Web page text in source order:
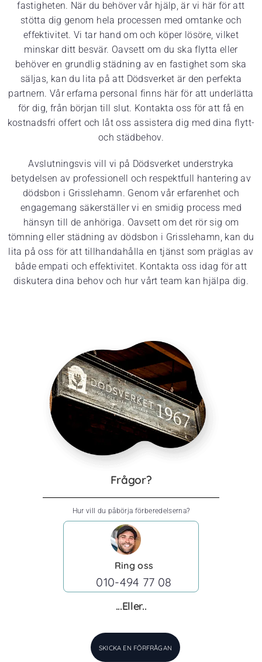
fastigheten. När du behöver vår hjälp, är vi här för att
stötta dig genom hela processen med omtanke och
effektivitet. Vi tar hand om och köper lösöre, vilket
minskar ditt besvär. Oavsett om du ska flytta eller
behöver en grundlig städning av en fastighet som ska
säljas, kan du lita på att Dödsverket är den perfekta
partnern. Vår erfarna personal finns här för att underlätta
för dig, från början till slut. Kontakta oss för att få en
kostnadsfri offert och låt oss assistera dig med dina flytt-
och städbehov.
Avslutningsvis vill vi på Dödsverket understryka
betydelsen av professionell och respektfull hantering av
dödsbon i Grisslehamn. Genom vår erfarenhet och
engagemang säkerställer vi en smidig process med
hänsyn till de anhöriga. Oavsett om det rör sig om
tömning eller städning av dödsbon i Grisslehamn, kan du
lita på oss för att tillhandahålla en tjänst som präglas av
både empati och effektivitet. Kontakta oss idag för att
diskutera dina behov och hur vårt team kan hjälpa dig.
Frågor?
Hur vill du påbörja förberedelserna?
Ring oss
010-494 77 08
...Eller..
SKICKA EN FÖRFRÅGAN